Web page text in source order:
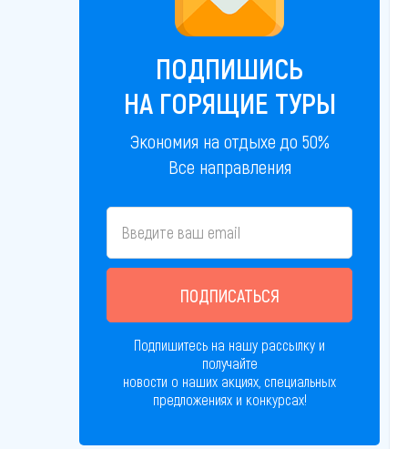
ПОДПИШИСЬ
НА ГОРЯЩИЕ ТУРЫ
Экономия на отдыхе до 50%
Все направления
ПОДПИСАТЬСЯ
Подпишитесь на нашу рассылку и
получайте
новости о наших акциях, специальных
предложениях и конкурсах!